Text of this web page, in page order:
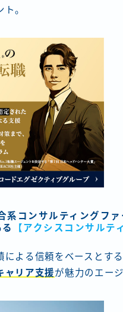
。
系コンサルティングファ
【アクシスコンサルテ
による信頼をベースとする
ャリア支援が魅力のエー